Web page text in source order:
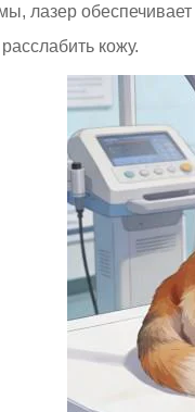
лазер
кожу.